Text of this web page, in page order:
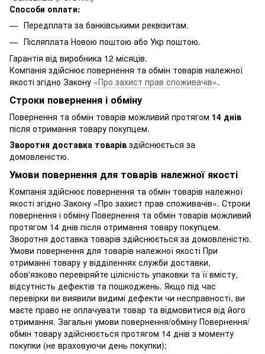
Способи оплати:
Передплата за банківськими реквізитам.
Післяплата Новою поштою або Укр поштою.
Гарантія від виробника 12 місяців.
Компанія здійснює повернення та обмін товарів належної
якості згідно Закону «Про захист прав споживачів».
Строки повернення і обміну
Повернення та обмін товарів можливий протягом 14 днів
після отримання товару покупцем.
Зворотня доставка товарів здійснюється за
домовленістю.
Умови повернення для товарів належної якості
Компанія здійснює повернення та обмін товарів належної
якості згідно Закону «Про захист прав споживачів». Строки
повернення і обміну Повернення та обмін товарів можливий
протягом 14 днів після отримання товару покупцем.
Зворотня доставка товарів здійснюється за домовленістю.
Умови повернення для товарів належної якості При
отриманні товару у відділеннях служби доставки,
обов'язково перевіряйте цілісність упаковки та її вмісту,
відсутність дефектів та пошкоджень. Якщо під час
перевірки ви виявили видимі дефекти чи несправності, ви
маєте право не оплачувати товар та відмовитися від його
отримання. Загальні умови повернення/обміну Повернення/
обмін товару здійснюється протягом 14 днів з моменту
покупки (не враховуючи день покупки);